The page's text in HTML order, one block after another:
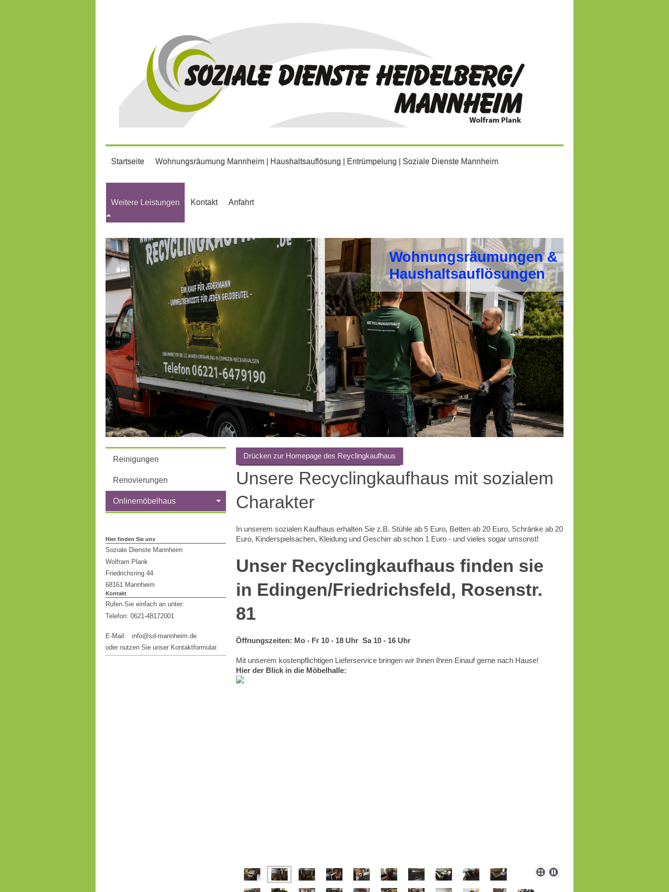
Startseite Wohnungsräumung Mannheim | Haushaltsauflösung | Entrümpelung | Soziale Dienste Mannheim
Weitere Leistungen Kontakt Anfahrt
Wohnungsräumungen &
Haushaltsauflösungen
Drücken zur Homepage des Reyclingkaufhaus
Unsere Recyclingkaufhaus mit sozialem
Charakter
In unserem sozialen Kaufhaus erhalten Sie z.B. Stühle ab 5 Euro, Betten ab 20 Euro, Schränke ab 20
Euro, Kinderspielsachen, Kleidung und Geschirr ab schon 1 Euro - und vieles sogar umsonst!
Unser Recyclingkaufhaus finden sie
in Edingen/Friedrichsfeld, Rosenstr.
81
Öffnungszeiten: Mo - Fr 10 - 18 Uhr Sa 10 - 16 Uhr
Mit unserem kostenpflichtigen Lieferservice bringen wir Ihnen Ihren Einauf gerne nach Hause!
Hier der Blick in die Möbelhalle:
Reinigungen
Renovierungen
Onlinemöbelhaus
Hier finden Sie uns
Soziale Dienste Mannheim
Wolfram Plank
Friedrichsring 44
68161 Mannheim
Kontakt
Rufen Sie einfach an unter:
Telefon: 0621-48172001
E-Mail: info@sd-mannheim.de
oder nutzen Sie unser Kontaktformular.